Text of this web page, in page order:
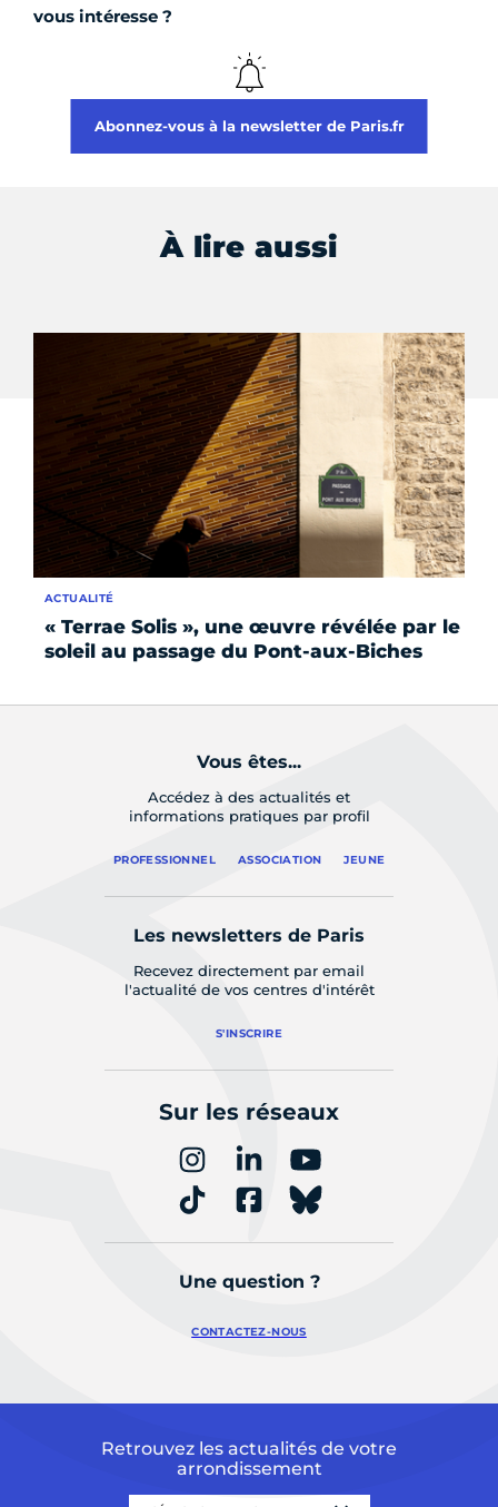
vous intéresse ?
Abonnez-vous à la newsletter de Paris.fr
À lire aussi
« Terrae Solis », une œuvre révélée par le
soleil au passage du Pont-aux-Biches
ACTUALITÉ
Vous êtes...
Accédez à des actualités et
informations pratiques par profil
PROFESSIONNEL ASSOCIATION JEUNE
Les newsletters de Paris
Recevez directement par email
l'actualité de vos centres d'intérêt
S'INSCRIRE
Sur les réseaux
Une question ?
CONTACTEZ-NOUS
Retrouvez les actualités de votre
arrondissement